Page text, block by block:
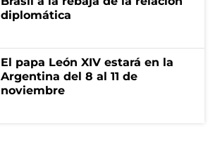
diplomática
El papa León XIV estará en la
Argentina del 8 al 11 de
noviembre